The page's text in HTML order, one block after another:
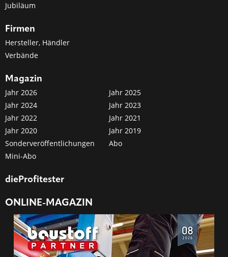
Jubiläum
Firmen
Hersteller, Händler
Verbände
Magazin
Jahr 2026
Jahr 2025
Jahr 2024
Jahr 2023
Jahr 2022
Jahr 2021
Jahr 2020
Jahr 2019
Sonderveröffentlichungen
Abo
Mini-Abo
dieProfitester
ONLINE-MAGAZIN